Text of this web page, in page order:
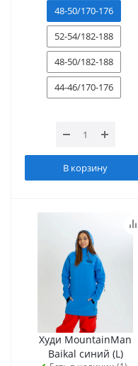
48-50/170-176
52-54/182-188
48-50/182-188
44-46/170-176
В корзину
Худи MountainMan
Baikal синий (L)